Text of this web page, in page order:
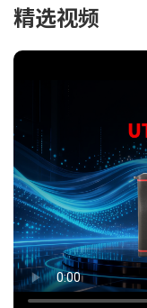
精选视频